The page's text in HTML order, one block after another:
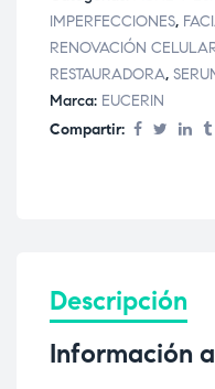
IMPERFECCIONES,
RENOVACIÓN
RESTAURADORA,
Marca: EUCERIN
Compartir:
Descripción
Información